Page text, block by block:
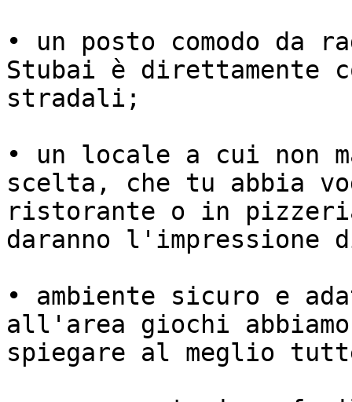
• un posto comodo
Stubai è direttamente
stradali;
• un locale a cui non
scelta, che tu abbia
ristorante o in
daranno
• ambiente sicuro e
all'area giochi
spiegare al meglio